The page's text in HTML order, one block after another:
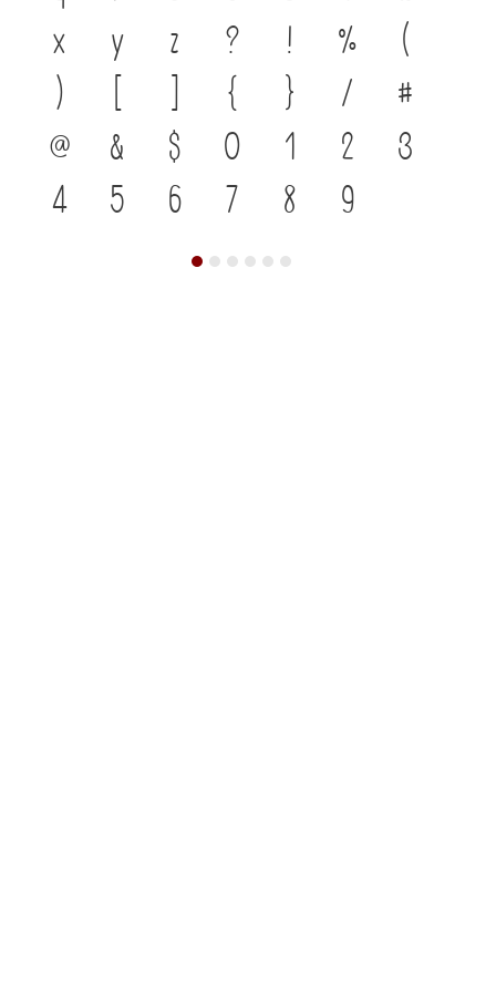
x
y z ? ! %
(
)
[ ] { } /
#
@
& $ 0 1 2
3
4
5 6 7 8 9